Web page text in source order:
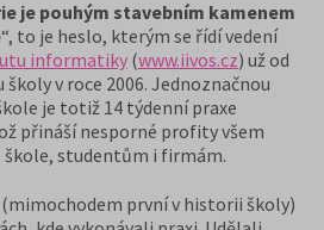
je pouhým stavebním kamenem
“, to je heslo, kterým se řídí vedení
informatiky (www.iivos.cz) už od
školy v roce 2006. Jednoznačnou
je totiž 14 týdenní praxe
přináší nesporné profity všem
studentům i firmám.
první v historii školy)